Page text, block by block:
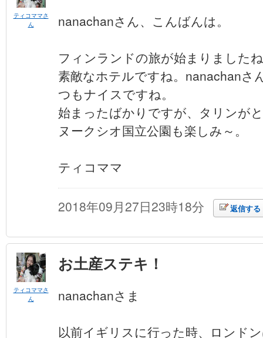
ティコママさ
ん
nanachanさん、こんばんは。
フィンランドの旅が始まりました
素敵なホテルですね。nanachanさ
つもナイスですね。
始まったばかりですが、タリンが
ヌークシオ国立公園も楽しみ～。
ティコママ
2018年09月27日23時18分 返信する
ティコママさ
ん
お土産ステキ！
nanachanさま
以前イギリスに行った時、ロンド